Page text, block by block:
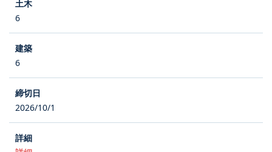
6
6
2026/10/1